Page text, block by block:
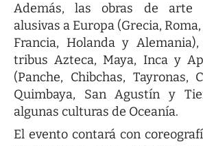
Además, las obras de arte
alusivas a Europa (Grecia,
Francia, Holanda y
tribus Azteca, Maya, Inca y
(Panche, Chibchas, Tayronas,
Quimbaya, San Agustín y
algunas culturas de Oceanía.
El evento contará con